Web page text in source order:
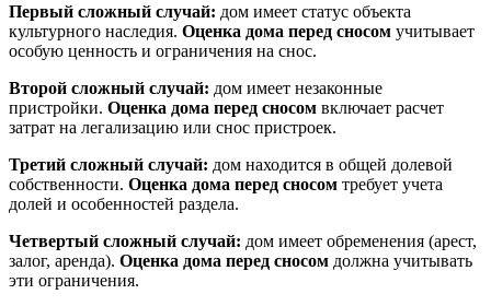
Первый сложный случай: дом имеет статус объекта
культурного наследия. Оценка дома перед сносом учитывает
особую ценность и ограничения на снос.
Второй сложный случай: дом имеет незаконные
пристройки. Оценка дома перед сносом включает расчет
затрат на легализацию или снос пристроек.
Третий сложный случай: дом находится в общей долевой
собственности. Оценка дома перед сносом требует учета
долей и особенностей раздела.
Четвертый сложный случай: дом имеет обременения (арест,
залог, аренда). Оценка дома перед сносом должна учитывать
эти ограничения.